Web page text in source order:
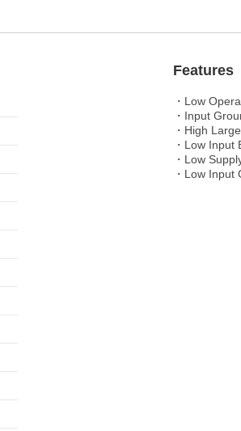
Features
・Low
・Input
・High
・Low Input
・Low
・Low Input